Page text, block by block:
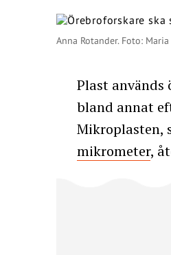
Anna Rotander. Foto:
Plast
bland annat
Mikroplasten,
mikrometer,